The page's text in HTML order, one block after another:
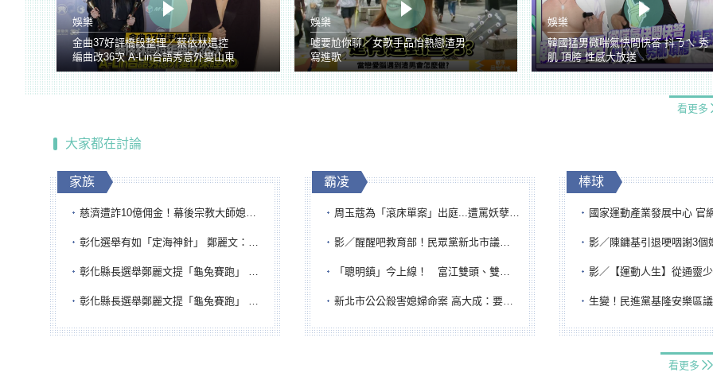
娛樂
金曲37好評橋段整理／蔡依林遭控
編曲改36次 A-Lin台語秀意外變山東
腔
娛樂
噓要尬你聊／女歌手品怡熱戀渣男
寫進歌
娛樂
韓國猛男微喘氣快問快答 抖ㄋㄟ 秀
肌 頂胯 性感大放送
看更多
大家都在討論
家族
慈濟遭詐10億佣金！幕後宗教大師媳婦獲100萬交保...快步奔離不發一語
彰化選舉有如「定海神針」 鄭麗文：傾全黨之力讓彰化贏
彰化縣長選舉鄭麗文提「龜兔賽跑」 綠營、無黨籍忙否認是烏龜
彰化縣長選舉鄭麗文提「龜兔賽跑」 綠營、無黨籍忙否認是烏龜
霸凌
周玉蔻為「滾床單案」出庭...遭罵妖孽下地獄 張淑娟批：舌頭殺人有罪
影／醒醒吧教育部！民眾黨新北市議員參選人提出校園反毒防線升級政見
「聰明鎮」今上線！ 富江雙頭、雙一、人頭氣球全登場
新北市公公殺害媳婦命案 高大成：要害殺多刀顯示怨恨深
棒球
國家運動產業發展中心 官網與品牌識
影／陳鏞基引退哽咽謝3個媽媽 最大
影／【運動人生】從通靈少女到無任所大使 劉柏君
生變！民進黨基隆安樂區議員提名人黃永翔突
看更多